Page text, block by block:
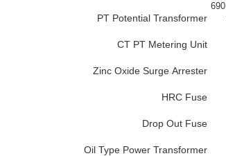
PT Potential Transformer
CT PT Metering Unit
Zinc Oxide Surge Arrester
HRC Fuse
Drop Out Fuse
Oil Type Power Transformer
حلول لوحات توزيع الطاقة بجهد عزل مقنن 690